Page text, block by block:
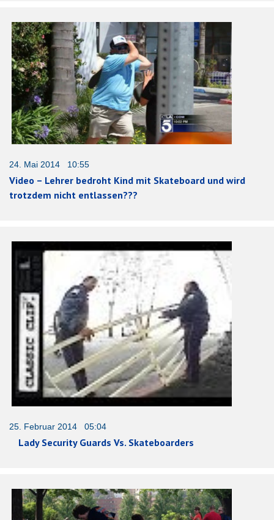
24. Mai 2014 10:55
Video – Lehrer bedroht Kind mit Skateboard und wird
trotzdem nicht entlassen???
25. Februar 2014 05:04
Lady Security Guards Vs. Skateboarders